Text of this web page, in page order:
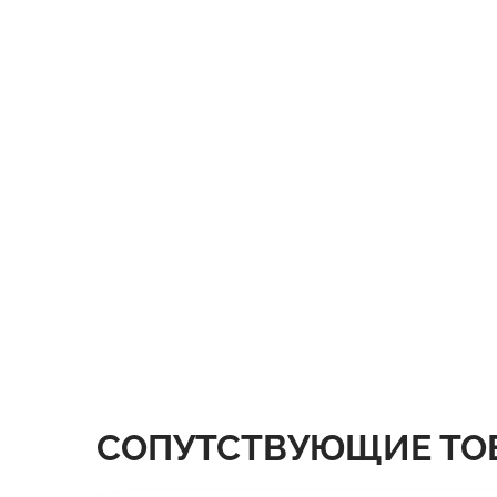
СОПУТСТВУЮЩИЕ